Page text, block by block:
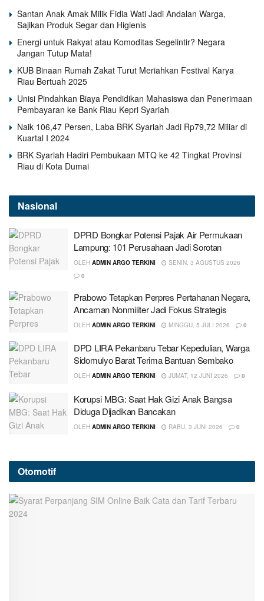
Santan Anak Amak Milik Fidia Wati Jadi Andalan Warga,
Sajikan Produk Segar dan Higienis
Energi untuk Rakyat atau Komoditas Segelintir? Negara
Jangan Tutup Mata!
KUB Binaan Rumah Zakat Turut Meriahkan Festival Karya
Riau Bertuah 2025
Unisi Pindahkan Biaya Pendidikan Mahasiswa dan Penerimaan
Pembayaran ke Bank Riau Kepri Syariah
Naik 106,47 Persen, Laba BRK Syariah Jadi Rp79,72 Miliar di
Kuartal I 2024
BRK Syariah Hadiri Pembukaan MTQ ke 42 Tingkat Provinsi
Riau di Kota Dumai
Nasional
DPRD Bongkar Potensi Pajak Air Permukaan
Lampung: 101 Perusahaan Jadi Sorotan
OLEH ADMIN ARGO TERKINI
SENIN, 3 AGUSTUS 2026
0
Prabowo Tetapkan Perpres Pertahanan Negara,
Ancaman Nonmiliter Jadi Fokus Strategis
OLEH ADMIN ARGO TERKINI MINGGU, 5 JULI 2026 0
DPD LIRA Pekanbaru Tebar Kepedulian, Warga
Sidomulyo Barat Terima Bantuan Sembako
OLEH ADMIN ARGO TERKINI JUMAT, 12 JUNI 2026 0
Korupsi MBG: Saat Hak Gizi Anak Bangsa
Diduga Dijadikan Bancakan
OLEH ADMIN ARGO TERKINI RABU, 3 JUNI 2026 0
Otomotif